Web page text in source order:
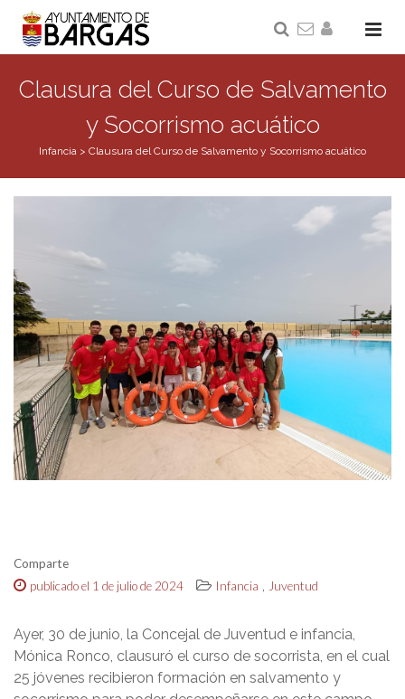
Clausura del Curso de Salvamento
y Socorrismo acuático
Infancia > Clausura del Curso de Salvamento y Socorrismo acuático
Comparte
publicado el 1 de julio de 2024
Infancia Juventud
Ayer, 30 de junio, la Concejal de Juventud e infancia,
Mónica Ronco, clausuró el curso de socorrista, en el cual
25 jóvenes recibieron formación en salvamento y